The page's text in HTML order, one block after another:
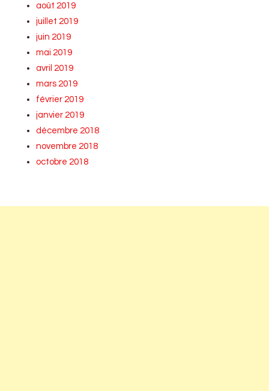
août 2019
juillet 2019
juin 2019
mai 2019
avril 2019
mars 2019
février 2019
janvier 2019
décembre 2018
novembre 2018
octobre 2018